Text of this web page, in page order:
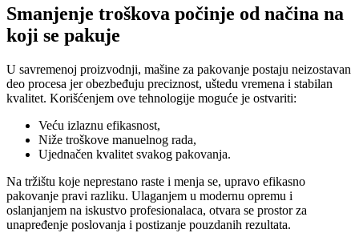
Smanjenje troškova počinje od načina na
koji se pakuje
U savremenoj proizvodnji, mašine za pakovanje postaju neizostavan
deo procesa jer obezbeđuju preciznost, uštedu vremena i stabilan
kvalitet. Korišćenjem ove tehnologije moguće je ostvariti:
Veću izlaznu efikasnost,
Niže troškove manuelnog rada,
Ujednačen kvalitet svakog pakovanja.
Na tržištu koje neprestano raste i menja se, upravo efikasno
pakovanje pravi razliku. Ulaganjem u modernu opremu i
oslanjanjem na iskustvo profesionalaca, otvara se prostor za
unapređenje poslovanja i postizanje pouzdanih rezultata.